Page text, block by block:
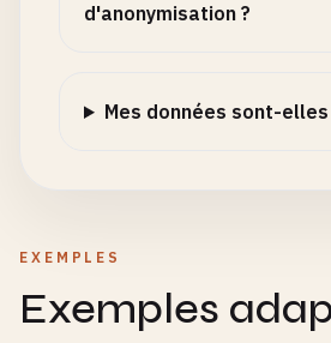
d'anonymisation ?
Mes données sont-
EXEMPLES
Exemples